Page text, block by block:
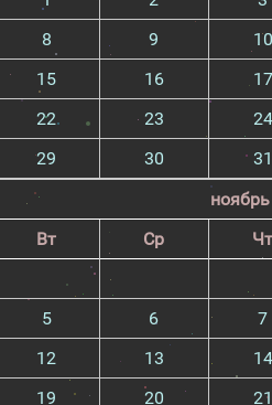
8 9 10
15 16 17
22 23 24
29 30
31
Вт Ср Чт
5 6 7
12 13 14
19 20 21